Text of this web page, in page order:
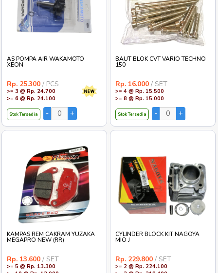
AS POMPA AIR WAKAMOTO
XEON
Rp. 25.300 / PCS
>= 3 @ Rp. 24.700
>= 6 @ Rp. 24.100
Stok Tersedia
BAUT BLOK CVT VARIO TECHNO
150
Rp. 16.000 / SET
>= 4 @ Rp. 15.500
>= 8 @ Rp. 15.000
Stok Tersedia
KAMPAS REM CAKRAM YUZAKA
MEGAPRO NEW (RR)
Rp. 13.600 / SET
>= 5 @ Rp. 13.300
CYLINDER BLOCK KIT NAGOYA
MIO J
Rp. 229.800 / SET
>= 2 @ Rp. 224.100